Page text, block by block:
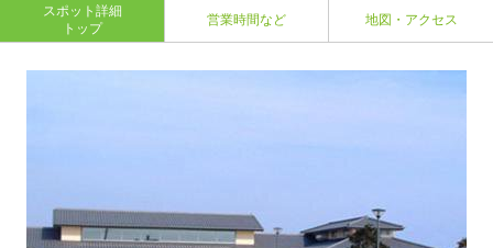
スポット詳細
トップ
営業時間など 地図・アクセス